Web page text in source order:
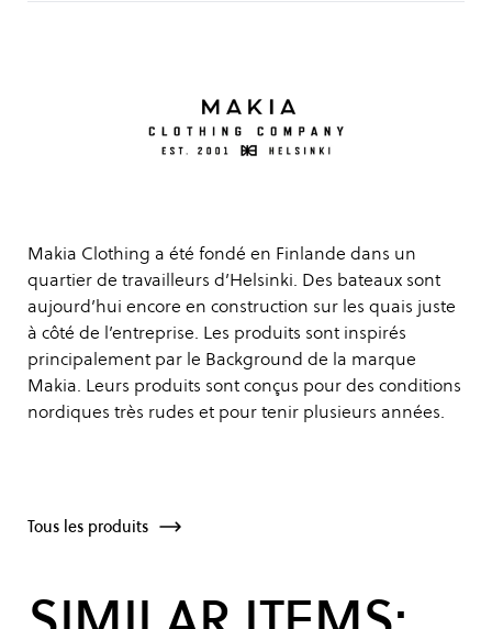
Makia Clothing a été fondé en Finlande dans un
quartier de travailleurs d’Helsinki. Des bateaux sont
aujourd’hui encore en construction sur les quais juste
à côté de l’entreprise. Les produits sont inspirés
principalement par le Background de la marque
Makia. Leurs produits sont conçus pour des conditions
nordiques très rudes et pour tenir plusieurs années.
Tous les produits